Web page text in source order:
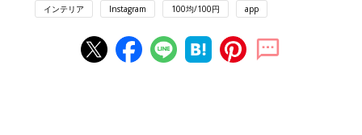
インテリア Instagram 100均/100円 app